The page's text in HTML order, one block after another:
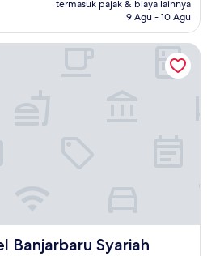
termasuk pajak & biaya lainnya
9 Agu - 10 Agu
Banjarbaru Syariah
Syariah
Syariah